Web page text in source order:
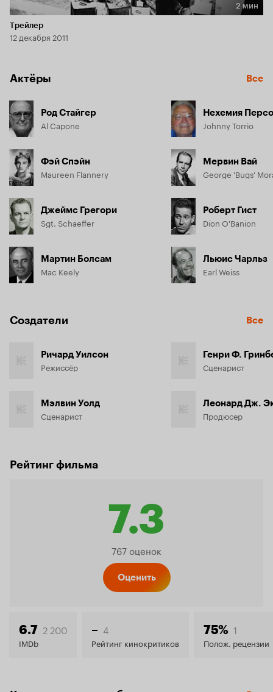
Длительность 2 мин
2 мин
Трейлер
12 декабря 2011
Актёры Все
Род Стайгер
Al Capone
Фэй Спэйн
Maureen Flannery
Джеймс Грегори
Sgt. Schaeffer
Мартин Болсам
Mac Keely
Нехемия
Johnny Torrio
Мервин Вай
George 'Bugs'
Роберт Гист
Dion O'Banion
Льюис Чарльз
Earl Weiss
Создатели Все
Ричард Уилсон
Режиссёр
Мэлвин Уолд
Сценарист
Генри Ф.
Сценарист
Леонард Дж.
Продюсер
Рейтинг фильма
7.3
Рейтинг
7.3
767 оценок
Оценить
6.7 2 200
IMDb
– 4
Рейтинг кинокритиков
75% 1
Полож. рецензии